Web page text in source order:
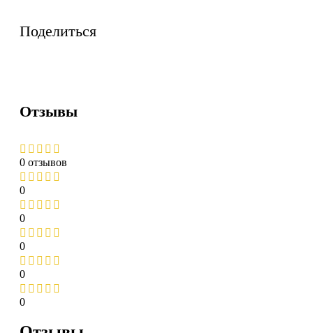
Поделиться
Отзывы
0 отзывов
0
0
0
0
0